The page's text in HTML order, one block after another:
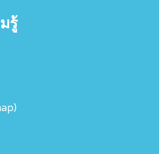
รู้